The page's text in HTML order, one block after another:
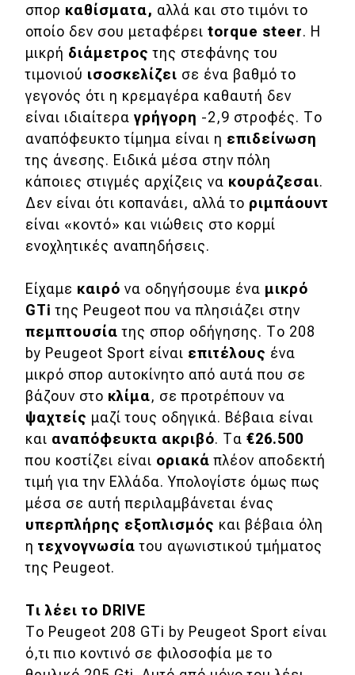
σπορ καθίσματα, αλλά και στο τιμόνι το
οποίο δεν σου μεταφέρει torque steer. H
μικρή διάμετρος της στεφάνης του
τιμονιού ισοσκελίζει σε ένα βαθμό το
γεγονός ότι η κρεμαγέρα καθαυτή δεν
είναι ιδιαίτερα γρήγορη -2,9 στροφές. Το
αναπόφευκτο τίμημα είναι η επιδείνωση
της άνεσης. Ειδικά μέσα στην πόλη
κάποιες στιγμές αρχίζεις να κουράζεσαι.
Δεν είναι ότι κοπανάει, αλλά το ριμπάουντ
είναι «κοντό» και νιώθεις στο κορμί
ενοχλητικές αναπηδήσεις.
Είχαμε καιρό να οδηγήσουμε ένα μικρό
GTi της Peugeot που να πλησιάζει στην
πεμπτουσία της σπορ οδήγησης. Το 208
by Peugeot Sport είναι επιτέλους ένα
μικρό σπορ αυτοκίνητο από αυτά που σε
βάζουν στο κλίμα, σε προτρέπουν να
ψαχτείς μαζί τους οδηγικά. Βέβαια είναι
και αναπόφευκτα ακριβό. Τα €26.500
που κοστίζει είναι οριακά πλέον αποδεκτή
τιμή για την Ελλάδα. Υπολογίστε όμως πως
μέσα σε αυτή περιλαμβάνεται ένας
υπερπλήρης εξοπλισμός και βέβαια όλη
η τεχνογνωσία του αγωνιστικού τμήματος
της Peugeot.
Τι λέει το DRIVE
Το Peugeot 208 GTi by Peugeot Sport είναι
ό,τι πιο κοντινό σε φιλοσοφία με το